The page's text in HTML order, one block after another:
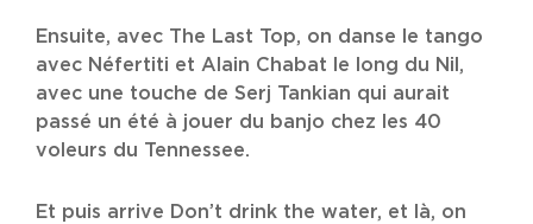
Ensuite, avec The Last Top, on danse le tango
avec Néfertiti et Alain Chabat le long du Nil,
avec une touche de Serj Tankian qui aurait
passé un été à jouer du banjo chez les 40
voleurs du Tennessee.
Et puis arrive Don’t drink the water, et là, on